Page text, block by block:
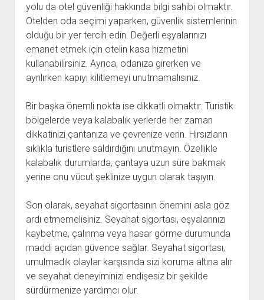
yolu da otel güvenliği hakkında bilgi sahibi olmaktır.
Otelden oda seçimi yaparken, güvenlik sistemlerinin
olduğu bir yer tercih edin. Değerli eşyalarınızı
emanet etmek için otelin kasa hizmetini
kullanabilirsiniz. Ayrıca, odanıza girerken ve
ayrılırken kapıyı kilitlemeyi unutmamalısınız.
Bir başka önemli nokta ise dikkatli olmaktır. Turistik
bölgelerde veya kalabalık yerlerde her zaman
dikkatinizi çantanıza ve çevrenize verin. Hırsızların
sıklıkla turistlere saldırdığını unutmayın. Özellikle
kalabalık durumlarda, çantaya uzun süre bakmak
yerine onu vücut şeklinize uygun olarak taşıyın.
Son olarak, seyahat sigortasının önemini asla göz
ardı etmemelisiniz. Seyahat sigortası, eşyalarınızı
kaybetme, çalınma veya hasar görme durumunda
maddi açıdan güvence sağlar. Seyahat sigortası,
umulmadık olaylar karşısında sizi koruma altına alır
ve seyahat deneyiminizi endişesiz bir şekilde
sürdürmenize yardımcı olur.